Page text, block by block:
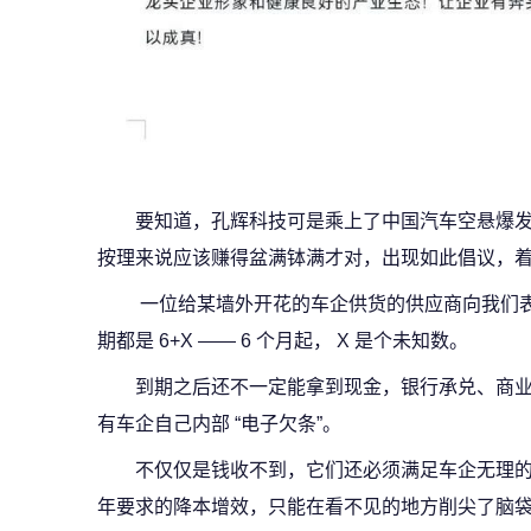
要知道，孔辉科技可是乘上了中国汽车空悬爆
按理来说应该赚得盆满钵满才对，出现如此倡议，
一位给某墙外开花的车企供货的供应商向我们
期都是 6+X —— 6 个月起， X 是个未知数。
到期之后还不一定能拿到现金，银行承兑、商
有车企自己内部 “电子欠条”。
不仅仅是钱收不到，它们还必须满足车企无理
年要求的降本增效，只能在看不见的地方削尖了脑袋